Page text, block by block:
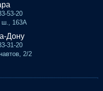
53-20
ш., 163А
Дону
31-20
2/2